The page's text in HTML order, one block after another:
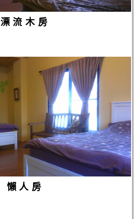
漂流木房
懶人房